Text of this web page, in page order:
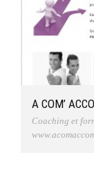
A COM’
Coaching et